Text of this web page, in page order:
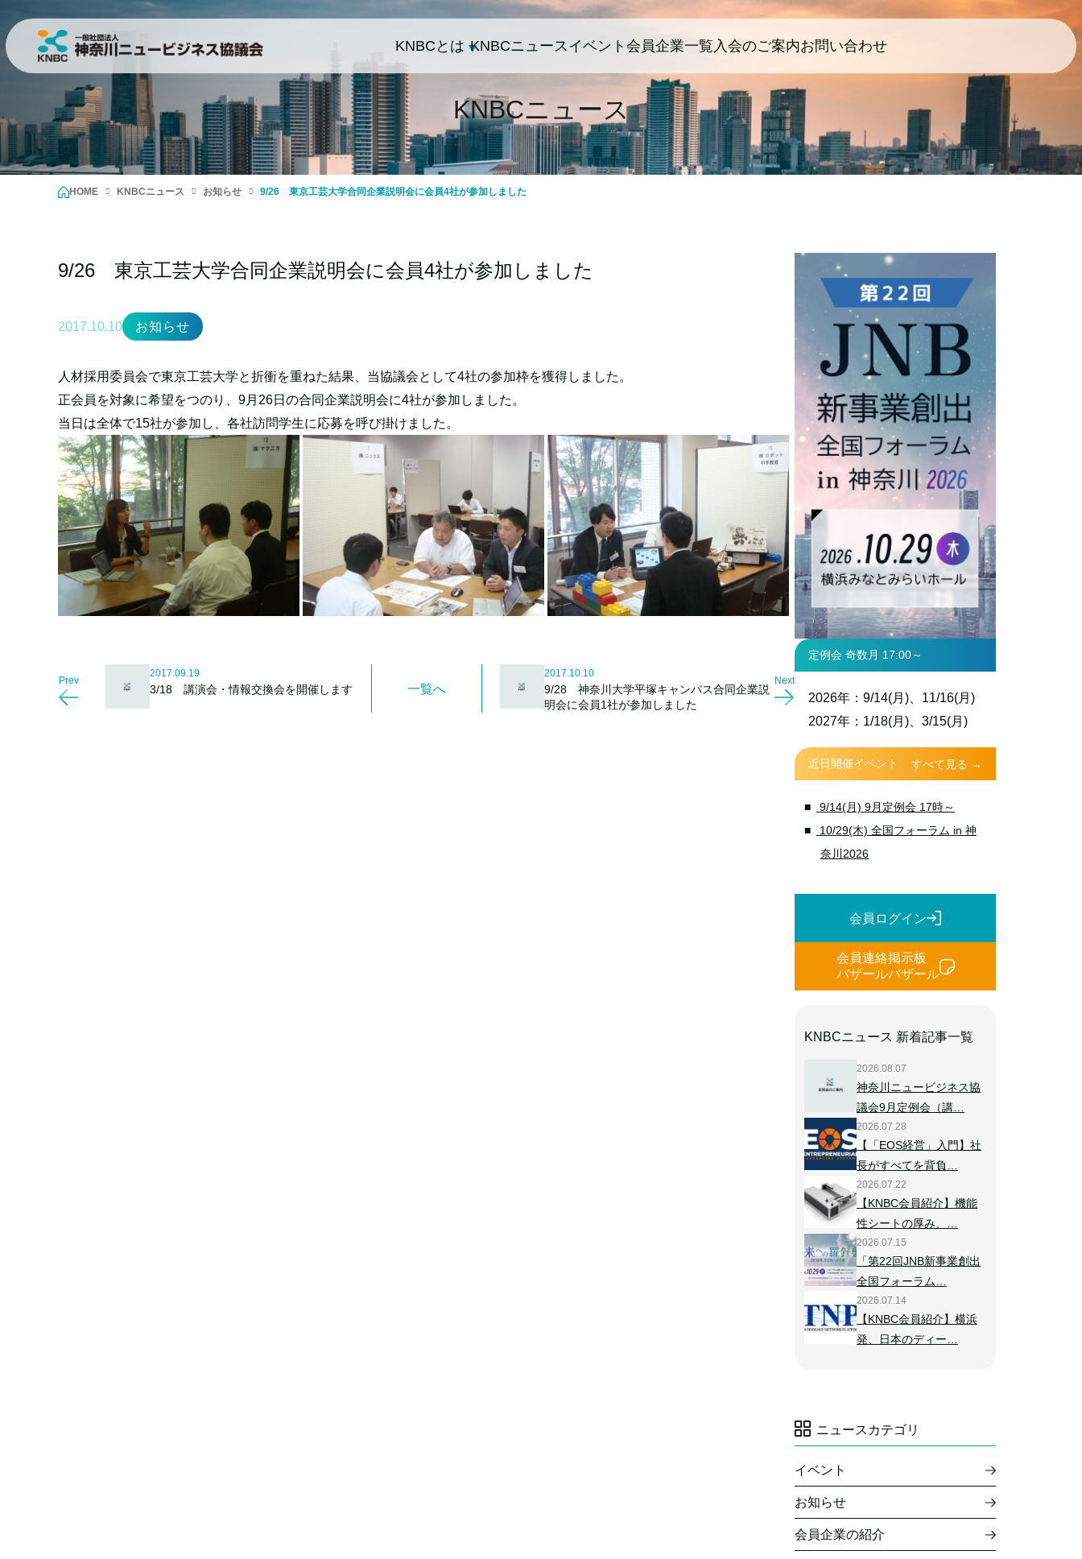
KNBCとは KNBCニュース イベント 会員企業一覧 入会のご案内お問い合わせ
KNBCニュース
HOME KNBCニュース お知らせ 9/26 東京工芸大学合同企業説明会に会員4社が参加しました
9/26 東京工芸大学合同企業説明会に会員4社が参加しました
2017.10.10 お知らせ
人材採用委員会で東京工芸大学と折衝を重ねた結果、当協議会として4社の参加枠を獲得しました。
正会員を対象に希望をつのり、9月26日の合同企業説明会に4社が参加しました。
当日は全体で15社が参加し、各社訪問学生に応募を呼び掛けました。
Prev
2017.09.19
3/18 講演会・情報交換会を開催します 一覧へ
2017.10.10
9/28 神奈川大学平塚キャンパス合同企業説
明会に会員1社が参加しました
Next
定例会 奇数月 17:00～
2026年：9/14(月)、11/16(月)
2027年：1/18(月)、3/15(月)
近日開催イベント すべて見る →
9/14(月) 9月定例会 17時～
10/29(木) 全国フォーラム in 神
奈川2026
会員ログイン
会員連絡掲示板
バザールバザール
KNBCニュース 新着記事一覧
2026.08.07
神奈川ニュービジネス協
議会9月定例会（講…
2026.07.28
【「EOS経営」入門】社
長がすべてを背負…
2026.07.22
【KNBC会員紹介】機能
性シートの厚み、…
2026.07.15
「第22回JNB新事業創出
全国フォーラム…
2026.07.14
【KNBC会員紹介】横浜
発、日本のディー…
ニュースカテゴリ
イベント
お知らせ
会員企業の紹介